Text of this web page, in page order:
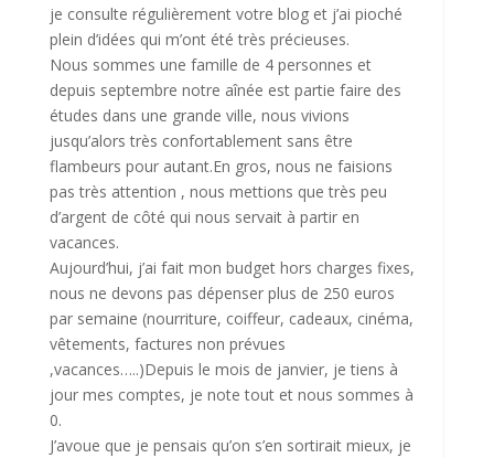
je consulte régulièrement votre blog et j’ai pioché
plein d’idées qui m’ont été très précieuses.
Nous sommes une famille de 4 personnes et
depuis septembre notre aînée est partie faire des
études dans une grande ville, nous vivions
jusqu’alors très confortablement sans être
flambeurs pour autant.En gros, nous ne faisions
pas très attention , nous mettions que très peu
d’argent de côté qui nous servait à partir en
vacances.
Aujourd’hui, j’ai fait mon budget hors charges fixes,
nous ne devons pas dépenser plus de 250 euros
par semaine (nourriture, coiffeur, cadeaux, cinéma,
vêtements, factures non prévues
,vacances…..)Depuis le mois de janvier, je tiens à
jour mes comptes, je note tout et nous sommes à
0.
J’avoue que je pensais qu’on s’en sortirait mieux, je